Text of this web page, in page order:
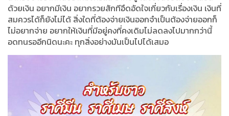
ด้วยเงิน อยากมีเงิน อยากรวยสักทีอึดอัดใจเกี่ยวกับเรื่องเงิน เงินที่
สมควรได้ก็ยังไม่ได้ สิ่งใดที่ต้องจ่ายเงินออกจำเป็นต้องจ่ายออกก็
ไม่อยากจ่าย อยากให้เงินที่มีอยู่คงที่คงเดิมไม่ลดลงไปมากกว่านี้
อดทนรออีกนิดนะคะ ทุกสิ่งอย่างมันเป็นไปได้เสมอ